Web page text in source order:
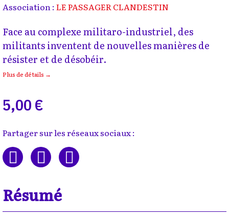
Association : LE PASSAGER CLANDESTIN
Face au complexe militaro-industriel, des
militants inventent de nouvelles manières de
résister et de désobéir.
Plus de détails →
5,00 €
Partager sur les réseaux sociaux :
Résumé